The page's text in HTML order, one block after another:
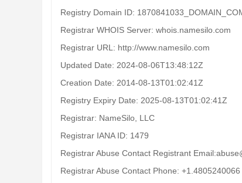
Registry Domain ID:
Registrar WHOIS Server: whois.namesilo.com
Registrar URL: http://www.namesilo.com
Updated Date: 2024-08-06T13:48:12Z
Creation Date: 2014-08-13T01:02:41Z
Registry Expiry Date: 2025-08-13T01:02:41Z
Registrar: NameSilo, LLC
Registrar IANA ID: 1479
Registrar Abuse Contact Registrant
Registrar Abuse Contact Phone: +1.4805240066